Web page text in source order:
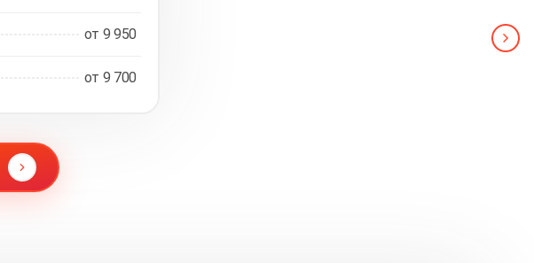
от 9 950
от 9 700